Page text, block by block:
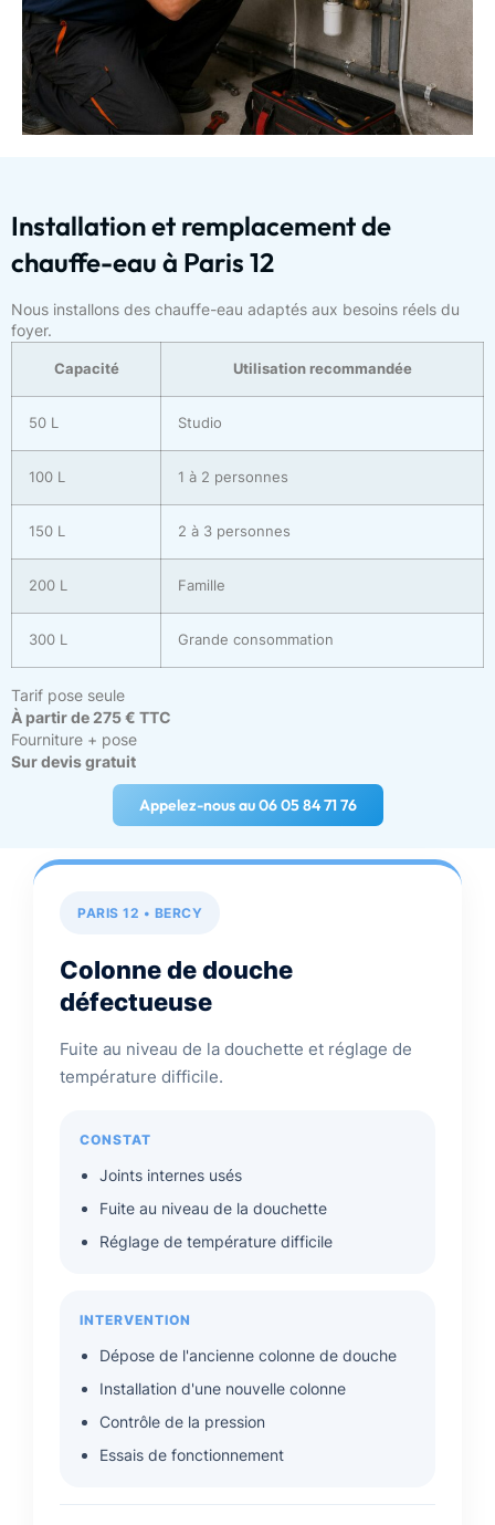
Installation et remplacement de
chauffe-eau à Paris 12
Nous installons des chauffe-eau adaptés aux besoins réels du
foyer.
Capacité Utilisation recommandée
50 L Studio
100 L 1 à 2 personnes
150 L 2 à 3 personnes
200 L Famille
300 L Grande consommation
Tarif pose seule
À partir de 275 € TTC
Fourniture + pose
Sur devis gratuit
Appelez-nous au 06 05 84 71 76
PARIS 12 • BERCY
Colonne de douche
défectueuse
Fuite au niveau de la douchette et réglage de
température difficile.
CONSTAT
Joints internes usés
Fuite au niveau de la douchette
Réglage de température difficile
INTERVENTION
Dépose de l'ancienne colonne de douche
Installation d'une nouvelle colonne
Contrôle de la pression
Essais de fonctionnement